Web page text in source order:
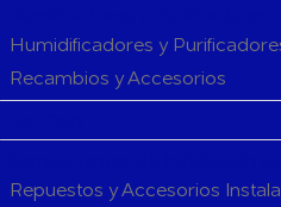
Humidificadores y
Recambios y Accesorios
Repuestos y Accesorios